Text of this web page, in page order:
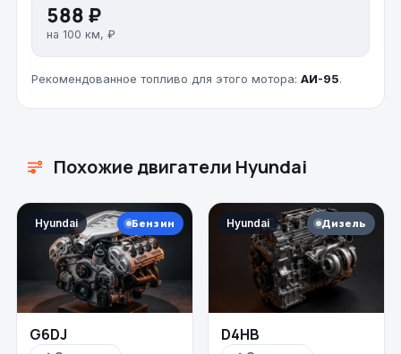
588 ₽
на 100 км, ₽
Рекомендованное топливо для этого мотора: АИ-95.
Похожие двигатели Hyundai
Hyundai Бензин
G6DJ
Hyundai Дизель
D4HB